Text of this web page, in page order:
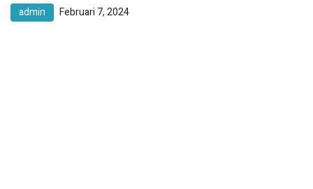
admin Februari 7, 2024